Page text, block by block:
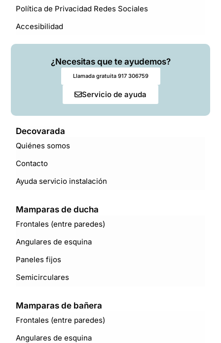
Política de Privacidad Redes Sociales
Accesibilidad
¿Necesitas que te ayudemos?
Llamada gratuita 917 306759
Servicio de ayuda
Decovarada
Quiénes somos
Contacto
Ayuda servicio instalación
Mamparas de ducha
Frontales (entre paredes)
Angulares de esquina
Paneles fijos
Semicirculares
Mamparas de bañera
Frontales (entre paredes)
Angulares de esquina